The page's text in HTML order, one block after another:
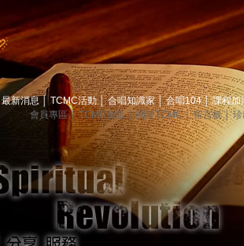
最新消息 TCMC活動│ 合唱知識家│ 合唱104│ 課程加
會員專區│ TCMC會訊│ 關於TCMC│ 留言板│